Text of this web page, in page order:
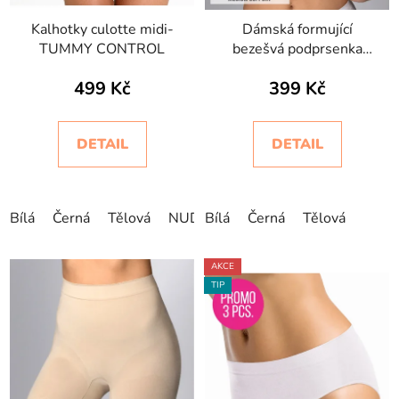
Kalhotky culotte midi-
TUMMY CONTROL
499 Kč
DETAIL
Bílá Černá Tělová NUDE
Dámská formující
bezešvá podprsenka
399 Kč
DETAIL
Bílá Černá Tělová
AKCE
TIP